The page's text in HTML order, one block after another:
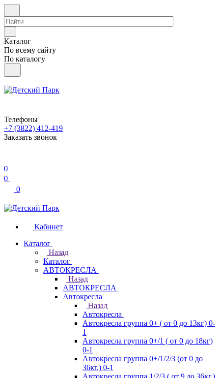
Каталог
По всему сайту
По каталогу
Телефоны
+7 (3822) 412-419
Заказать звонок
0
0
0
Кабинет
Каталог
Назад
Каталог
АВТОКРЕСЛА
Назад
АВТОКРЕСЛА
Автокресла
Назад
Автокресла
Автокресла группа 0+ ( от 0 до 13кг) 0-
1
Автокресла группа 0+/1 ( от 0 до 18кг)
0-1
Автокресла группа 0+/1/2/3 (от 0 до
36кг.) 0-1
Автокресла группа 1/2/3 ( от 9 до 36кг.)